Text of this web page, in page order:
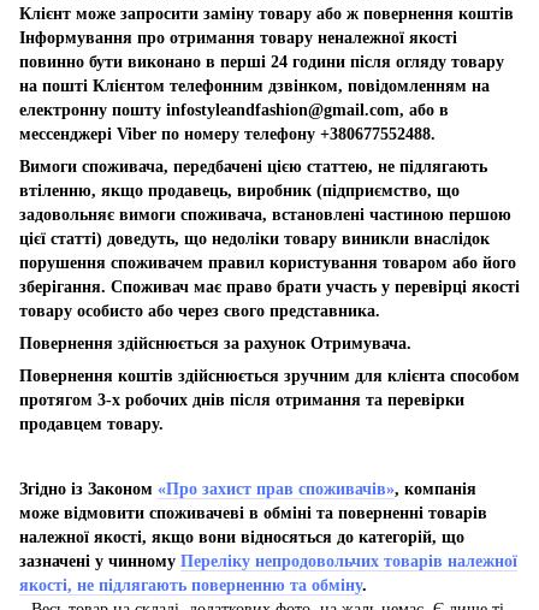
Клієнт може запросити заміну товару або ж повернення коштів
Інформування про отримання товару неналежної якості
повинно бути виконано в перші 24 години після огляду товару
на пошті Клієнтом телефонним дзвінком, повідомленням на
електронну пошту infostyleandfashion@gmail.com, або в
мессенджері Viber по номеру телефону +380677552488.
Вимоги споживача, передбачені цією статтею, не підлягають
втіленню, якщо продавець, виробник (підприємство, що
задовольняє вимоги споживача, встановлені частиною першою
цієї статті) доведуть, що недоліки товару виникли внаслідок
порушення споживачем правил користування товаром або його
зберігання. Споживач має право брати участь у перевірці якості
товару особисто або через свого представника.
Повернення здійснюється за рахунок Отримувача.
Повернення коштів здійснюється зручним для клієнта способом
протягом 3-х робочих днів після отримання та перевірки
продавцем товару.
Згідно із Законом «Про захист прав споживачів», компанія
може відмовити споживачеві в обміні та поверненні товарів
належної якості, якщо вони відносяться до категорій, що
зазначені у чинному Переліку непродовольчих товарів належної
якості, не підлягають поверненню та обміну.